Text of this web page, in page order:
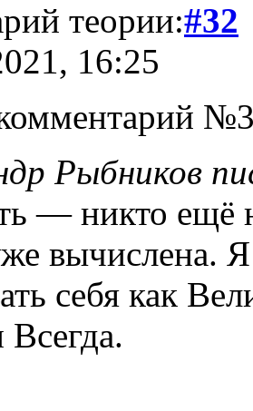
теории:#32
16:25
Рыбников
— никто ещё
вычислена.
себя как
Всегда.